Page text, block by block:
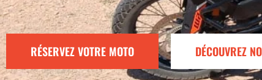
RÉSERVEZ VOTRE MOTO DÉCOUVREZ